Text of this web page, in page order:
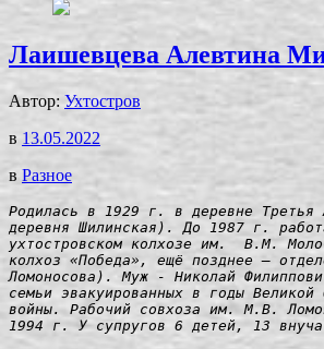
Лаишевцева Алевтина
Автор: Ухтостров
в 13.05.2022
в Разное
Родилась в 1929 г. в деревне Третья
деревня Шилинская). До 1987 г.
ухтостровском колхозе им.  В.М.
колхоз «Победа», ещё позднее —
Ломоносова). Муж - Николай
семьи эвакуированных в годы Великой
войны. Рабочий совхоза им. М.В.
1994 г. У супругов 6 детей, 13